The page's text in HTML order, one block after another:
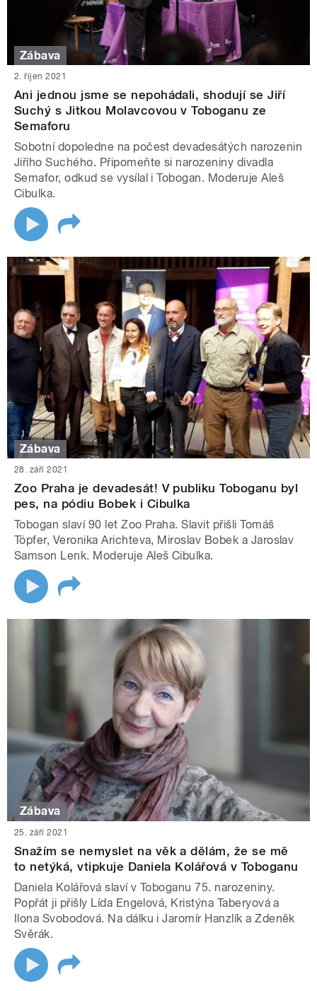
Zábava
2. říjen 2021
Ani jednou jsme se nepohádali, shodují se Jiří
Suchý s Jitkou Molavcovou v Toboganu ze
Semaforu
Sobotní dopoledne na počest devadesátých narozenin
Jiřího Suchého. Připomeňte si narozeniny divadla
Semafor, odkud se vysílal i Tobogan. Moderuje Aleš
Cibulka.
Zábava
28. září 2021
Zoo Praha je devadesát! V publiku Toboganu byl
pes, na pódiu Bobek i Cibulka
Tobogan slaví 90 let Zoo Praha. Slavit přišli Tomáš
Töpfer, Veronika Arichteva, Miroslav Bobek a Jaroslav
Samson Lenk. Moderuje Aleš Cibulka.
Zábava
25. září 2021
Snažím se nemyslet na věk a dělám, že se mě
to netýká, vtipkuje Daniela Kolářová v Toboganu
Daniela Kolářová slaví v Toboganu 75. narozeniny.
Popřát ji přišly Lída Engelová, Kristýna Taberyová a
Ilona Svobodová. Na dálku i Jaromír Hanzlík a Zdeněk
Svěrák.